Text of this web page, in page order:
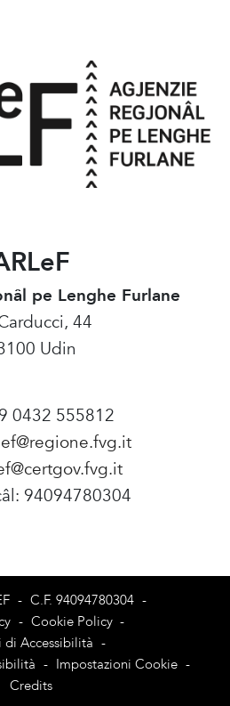
pe Lenghe Furlane
44
Udin
0432 555812
94094780304
- C.F. 94094780304 -
- Cookie Policy -
Accessibilità -
- Impostazioni Cookie -
Credits